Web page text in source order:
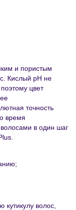
и пористым
Кислый рН не
цвет
точность
время
в один шаг
волос,